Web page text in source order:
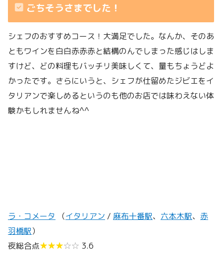
ごちそうさまでした！
シェフのおすすめコース！大満足でした。なんか、そのあ
ともワインを白白赤赤赤と結構のんでしまった感じはしま
すけど、どの料理もバッチリ美味しくて、量もちょうどよ
かったです。さらにいうと、シェフが仕留めたジビエをイ
タリアンで楽しめるというのも他のお店では味わえない体
験かもしれませんね^^
ラ・コメータ （イタリアン / 麻布十番駅、 六本木駅、 赤
羽橋駅）
夜総合点★★★☆☆ 3.6